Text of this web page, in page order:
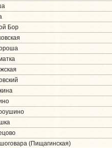
Бор
(Пищагинская)